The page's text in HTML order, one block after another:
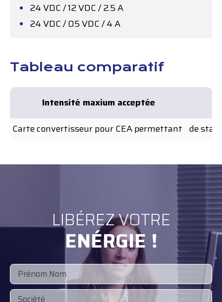
24 VDC / 12 VDC / 2.5 A
24 VDC / 05 VDC / 4 A
Tableau comparatif
Intensité maxium acceptée
Carte convertisseur pour CEA permettant de
LIBÉREZ VOTRE
ENÉRGIE !